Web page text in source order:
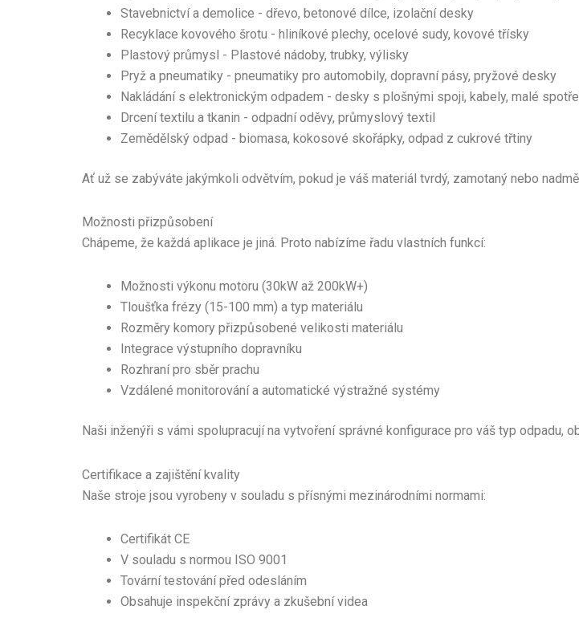
Stavebnictví a demolice - dřevo, betonové dílce, izolační desky
Recyklace kovového šrotu - hliníkové plechy, ocelové sudy, kovové třísky
Plastový průmysl - Plastové nádoby, trubky, výlisky
Pryž a pneumatiky - pneumatiky pro automobily, dopravní pásy, pryžové desky
Nakládání s elektronickým odpadem - desky s plošnými spoji, kabely, malé
Drcení textilu a tkanin - odpadní oděvy, průmyslový textil
Zemědělský odpad - biomasa, kokosové skořápky, odpad z cukrové třtiny
Ať už se zabýváte jakýmkoli odvětvím, pokud je váš materiál tvrdý, zamotaný nebo
Možnosti přizpůsobení
Chápeme, že každá aplikace je jiná. Proto nabízíme řadu vlastních funkcí:
Možnosti výkonu motoru (30kW až 200kW+)
Tloušťka frézy (15-100 mm) a typ materiálu
Rozměry komory přizpůsobené velikosti materiálu
Integrace výstupního dopravníku
Rozhraní pro sběr prachu
Vzdálené monitorování a automatické výstražné systémy
Naši inženýři s vámi spolupracují na vytvoření správné konfigurace pro váš typ odpadu,
Certifikace a zajištění kvality
Naše stroje jsou vyrobeny v souladu s přísnými mezinárodními normami:
Certifikát CE
V souladu s normou ISO 9001
Tovární testování před odesláním
Obsahuje inspekční zprávy a zkušební videa